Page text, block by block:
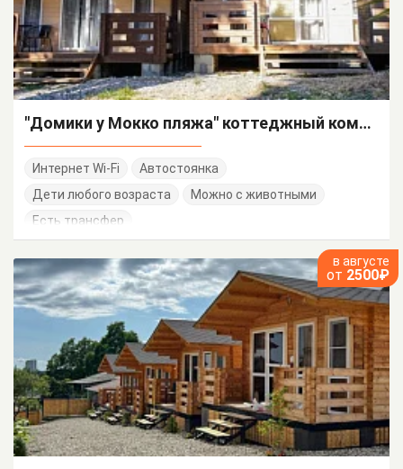
"Домики у Мокко пляжа" коттеджный комплекс
Интернет Wi-Fi
Автостоянка
Дети любого возраста
Можно с животными
Есть трансфер
в августе
от 2500₽